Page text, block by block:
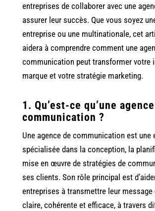
entreprises de collaborer avec une
assurer leur succès. Que vous soyez
entreprise ou une multinationale, cet
aidera à comprendre comment une
communication peut transformer votre
marque et votre stratégie marketing.
1. Qu’est-ce qu’une
communication ?
Une agence de communication est une
spécialisée dans la conception, la
mise en œuvre de stratégies de
ses clients. Son rôle principal est
entreprises à transmettre leur message
claire, cohérente et efficace, à travers